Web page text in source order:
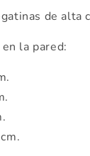
de alta
la pared: